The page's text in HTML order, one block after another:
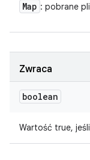
Map : pobrane
Zwraca
boolean
Wartość true,